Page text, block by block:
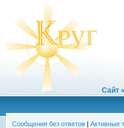
Сайт
Сообщения без ответов | Активные